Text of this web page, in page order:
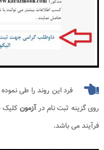
فرد این روند را طی
روی گزینه ثبت نام درآزمونکلیک
فرآیند می باشد.